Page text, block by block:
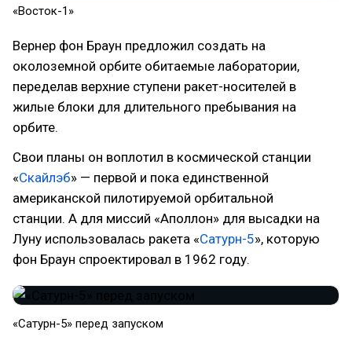
​«Восток-1»
Вернер фон Браун предложил создать на
околоземной орбите обитаемые лаборатории,
переделав верхние ступени ракет-носителей в
жилые блоки для длительного пребывания на
орбите.
Свои планы он воплотил в космической станции
«Скайлэб» — первой и пока единственной
американской пилотируемой орбитальной
станции. А для миссий «Аполлон» для высадки на
Луну использовалась ракета «Сатурн-5», которую
фон Браун спроектировал в 1962 году.
​«Сатурн-5» перед запуском